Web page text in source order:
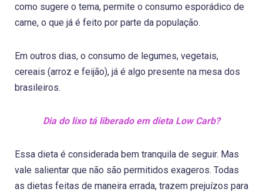
como sugere o tema, permite o consumo esporádico de
carne, o que já é feito por parte da população.
Em outros dias, o consumo de legumes, vegetais,
cereais (arroz e feijão), já é algo presente na mesa dos
brasileiros.
Dia do lixo tá liberado em dieta Low Carb?
Essa dieta é considerada bem tranquila de seguir. Mas
vale salientar que não são permitidos exageros. Todas
as dietas feitas de maneira errada, trazem prejuízos para